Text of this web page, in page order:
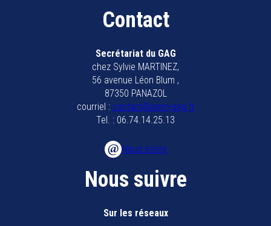
Contact
Secrétariat du GAG
chez Sylvie MARTINEZ,
56 avenue Léon Blum ,
87350 PANAZOL
courriel : contact@anim-gag.fr
Tel. : 06.74.14.25.13
Nous écrire
Nous suivre
Sur les réseaux